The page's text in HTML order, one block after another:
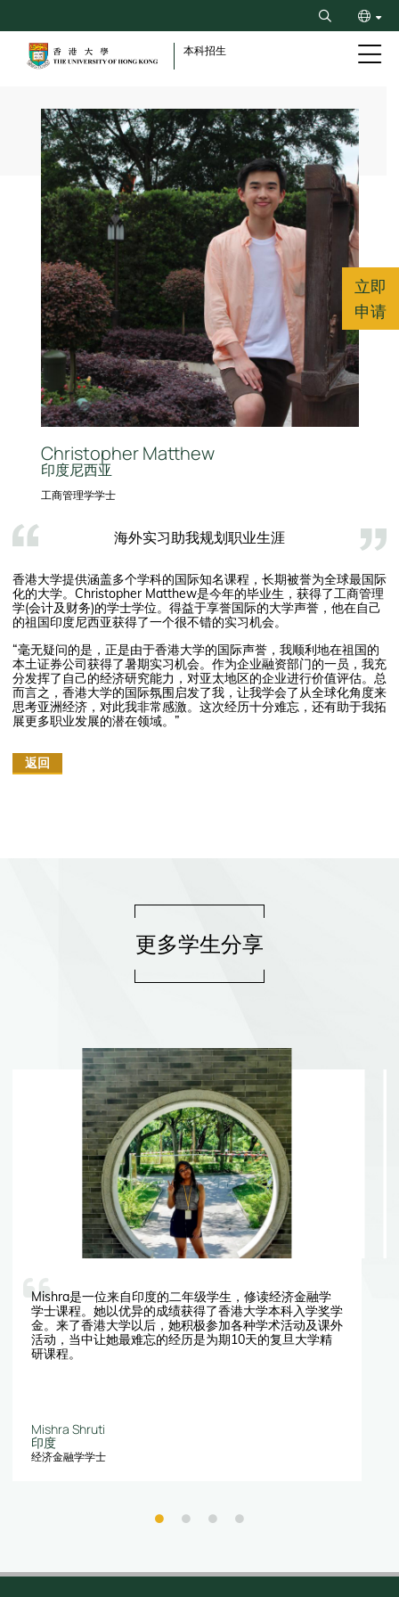
to
content
Search
本科招生
Christopher Matthew
印度尼西亚
工商管理学学士
海外实习助我规划职业生涯
香港大学提供涵盖多个学科的国际知名课程，长期被誉为全球最国际
化的大学。Christopher Matthew是今年的毕业生，获得了工商管理
学(会计及财务)的学士学位。得益于享誉国际的大学声誉，他在自己
的祖国印度尼西亚获得了一个很不错的实习机会。
“毫无疑问的是，正是由于香港大学的国际声誉，我顺利地在祖国的
本土证券公司获得了暑期实习机会。作为企业融资部门的一员，我充
分发挥了自己的经济研究能力，对亚太地区的企业进行价值评估。总
而言之，香港大学的国际氛围启发了我，让我学会了从全球化角度来
思考亚洲经济，对此我非常感激。这次经历十分难忘，还有助于我拓
展更多职业发展的潜在领域。”
返回
更多学生分享
Mishra是一位来自印度的二年级学生，修读经济金融学
学士课程。她以优异的成绩获得了香港大学本科入学奖学
金。来了香港大学以后，她积极参加各种学术活动及课外
活动，当中让她最难忘的经历是为期10天的复旦大学精
研课程。
Mishra Shruti
印度
经济金融学学士
立即
申请